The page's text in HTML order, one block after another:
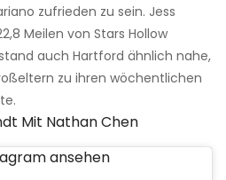
zufrieden zu sein. Jess
Meilen von Stars Hollow
auch Hartford ähnlich nahe,
zu ihren wöchentlichen
Mit Nathan Chen
ansehen